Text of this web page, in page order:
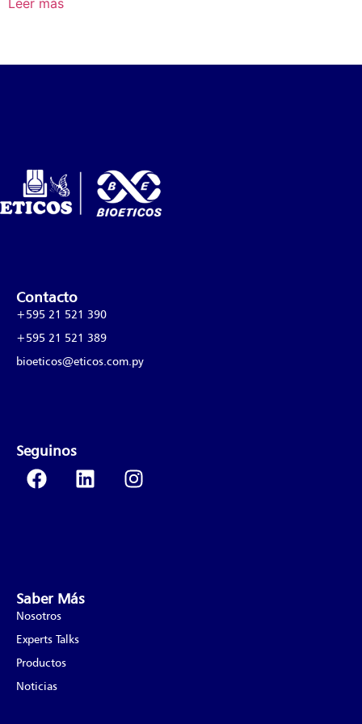
Leer más
Saber Más
Nosotros
Experts Talks
Productos
Noticias
Contacto
+595 21 521 390
+595 21 521 389
bioeticos@eticos.com.py
Seguinos